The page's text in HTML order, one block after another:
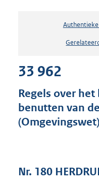
33 962
Regels over
benutten van
(Omgevingswet)
Nr. 180